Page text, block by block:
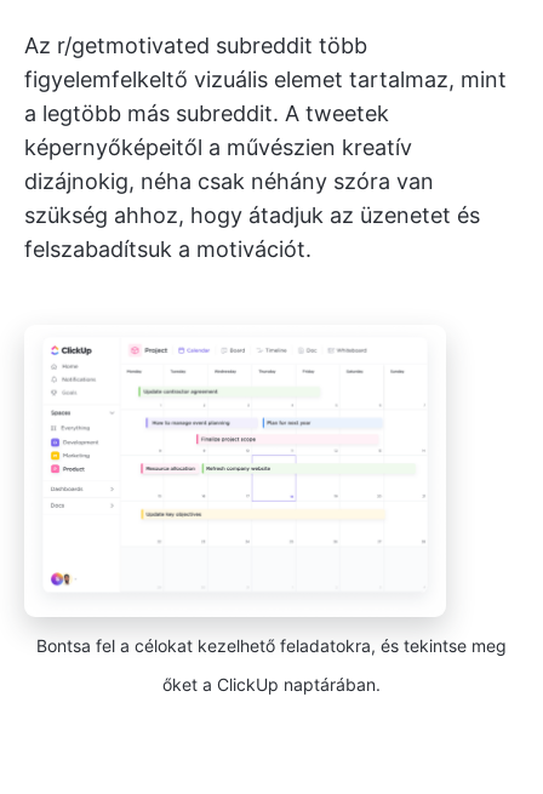
Az r/getmotivated subreddit több
figyelemfelkeltő vizuális elemet tartalmaz, mint
a legtöbb más subreddit. A tweetek
képernyőképeitől a művészien kreatív
dizájnokig, néha csak néhány szóra van
szükség ahhoz, hogy átadjuk az üzenetet és
felszabadítsuk a motivációt.
Bontsa fel a célokat kezelhető feladatokra, és tekintse meg
őket a ClickUp naptárában.